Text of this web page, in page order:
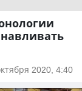
2020, 4:40